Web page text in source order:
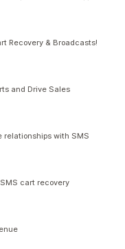
Recovery & Broadcasts!
and Drive Sales
with SMS
cart recovery